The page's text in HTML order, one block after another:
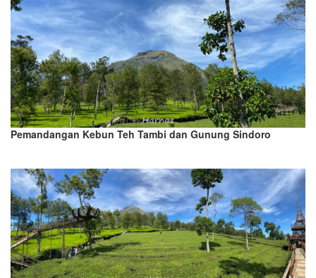
Pemandangan Kebun Teh Tambi dan Gunung Sindoro